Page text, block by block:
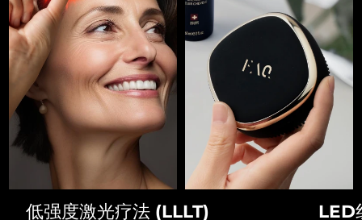
低强度激光疗法 (LLLT) LED
LUNA™ 设备
All facial cleansing devices
Rejuvenation & hydration
UFO™ 设备
All deep facial hydration devices
Dual LED + sonic device & 18% PAP gel
ISSA™ 设备
All silicone sonic toothbrushes
FAQ™ P1 Primer
Manuka honey primer
FAQ™护肤品
All FAQ™ skincare
FAQ™ 221
Anti-aging LED hand mask
FAQ™护肤品
All FAQ™ skincare
Scalp recovery probiotic serum
FAQ™护肤品
All FAQ™ skincare
FAQ™产品
All hair treatments
Full-Spectrum Red Light Therapy
FAQ™ Red Light Serum
FAQ™ skincare
All FAQ™ skincare
专业治疗
脱毛
PEACH™ 2 Pro Max
Professional IPL hair removal device
身体护理
BEAR™ 2 body
Microcurrent body toning
丹麦 预计送达日期 8/10/26
爱沙尼亚 8/10/26
芬兰 预计送达日期 8/10/26
法国 预计送达日期 8/10/26
法属波利尼西亚 预计送达日期8/14/26
德国